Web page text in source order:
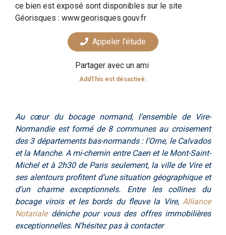
ce bien est exposé sont disponibles sur le site
Géorisques : www.georisques.gouv.fr
Appeler l'étude
Partager avec un ami
AddThis est désactivé.
Au cœur du bocage normand, l’ensemble de Vire-
Normandie est formé de 8 communes au croisement
des 3 départements bas-normands : l’Orne, le Calvados
et la Manche. A mi-chemin entre Caen et le Mont-Saint-
Michel et à 2h30 de Paris seulement, la ville de Vire et
ses alentours profitent d’une situation géographique et
d’un charme exceptionnels. Entre les collines du
bocage virois et les bords du fleuve la Vire, Alliance
Notarialedéniche pour vous des offres immobilières
exceptionnelles. N’hésitez pas à contacter